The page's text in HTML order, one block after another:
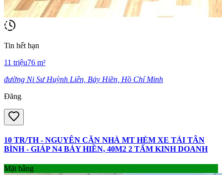
Tin hết hạn
11 triệu76 m²
đường Ni Sư Huỳnh Liên, Bảy Hiền, Hồ Chí Minh
Đăng
10 TR/TH - NGUYÊN CĂN NHÀ MT HẺM XE TẢI TÂN
BÌNH - GIÁP N4 BẢY HIỀN, 40M2 2 TẤM KINH DOANH
Mặt bằng